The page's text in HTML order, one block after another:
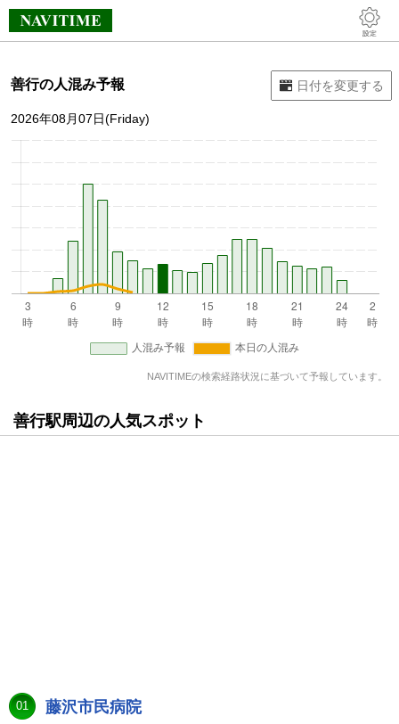
善行の人混み予報
2026年08月07日(Friday)
NAVITIMEの検索経路状況に基づいて予報しています。
善行駅周辺の人気スポット
01 藤沢市民病院